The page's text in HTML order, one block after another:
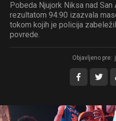
Pobeda Njujork Niksa nad
rezultatom 94:90 izazvala
tokom kojih je policija
povrede.
Objavljeno pre: